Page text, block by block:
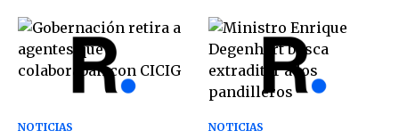
NOTICIAS NOTICIAS